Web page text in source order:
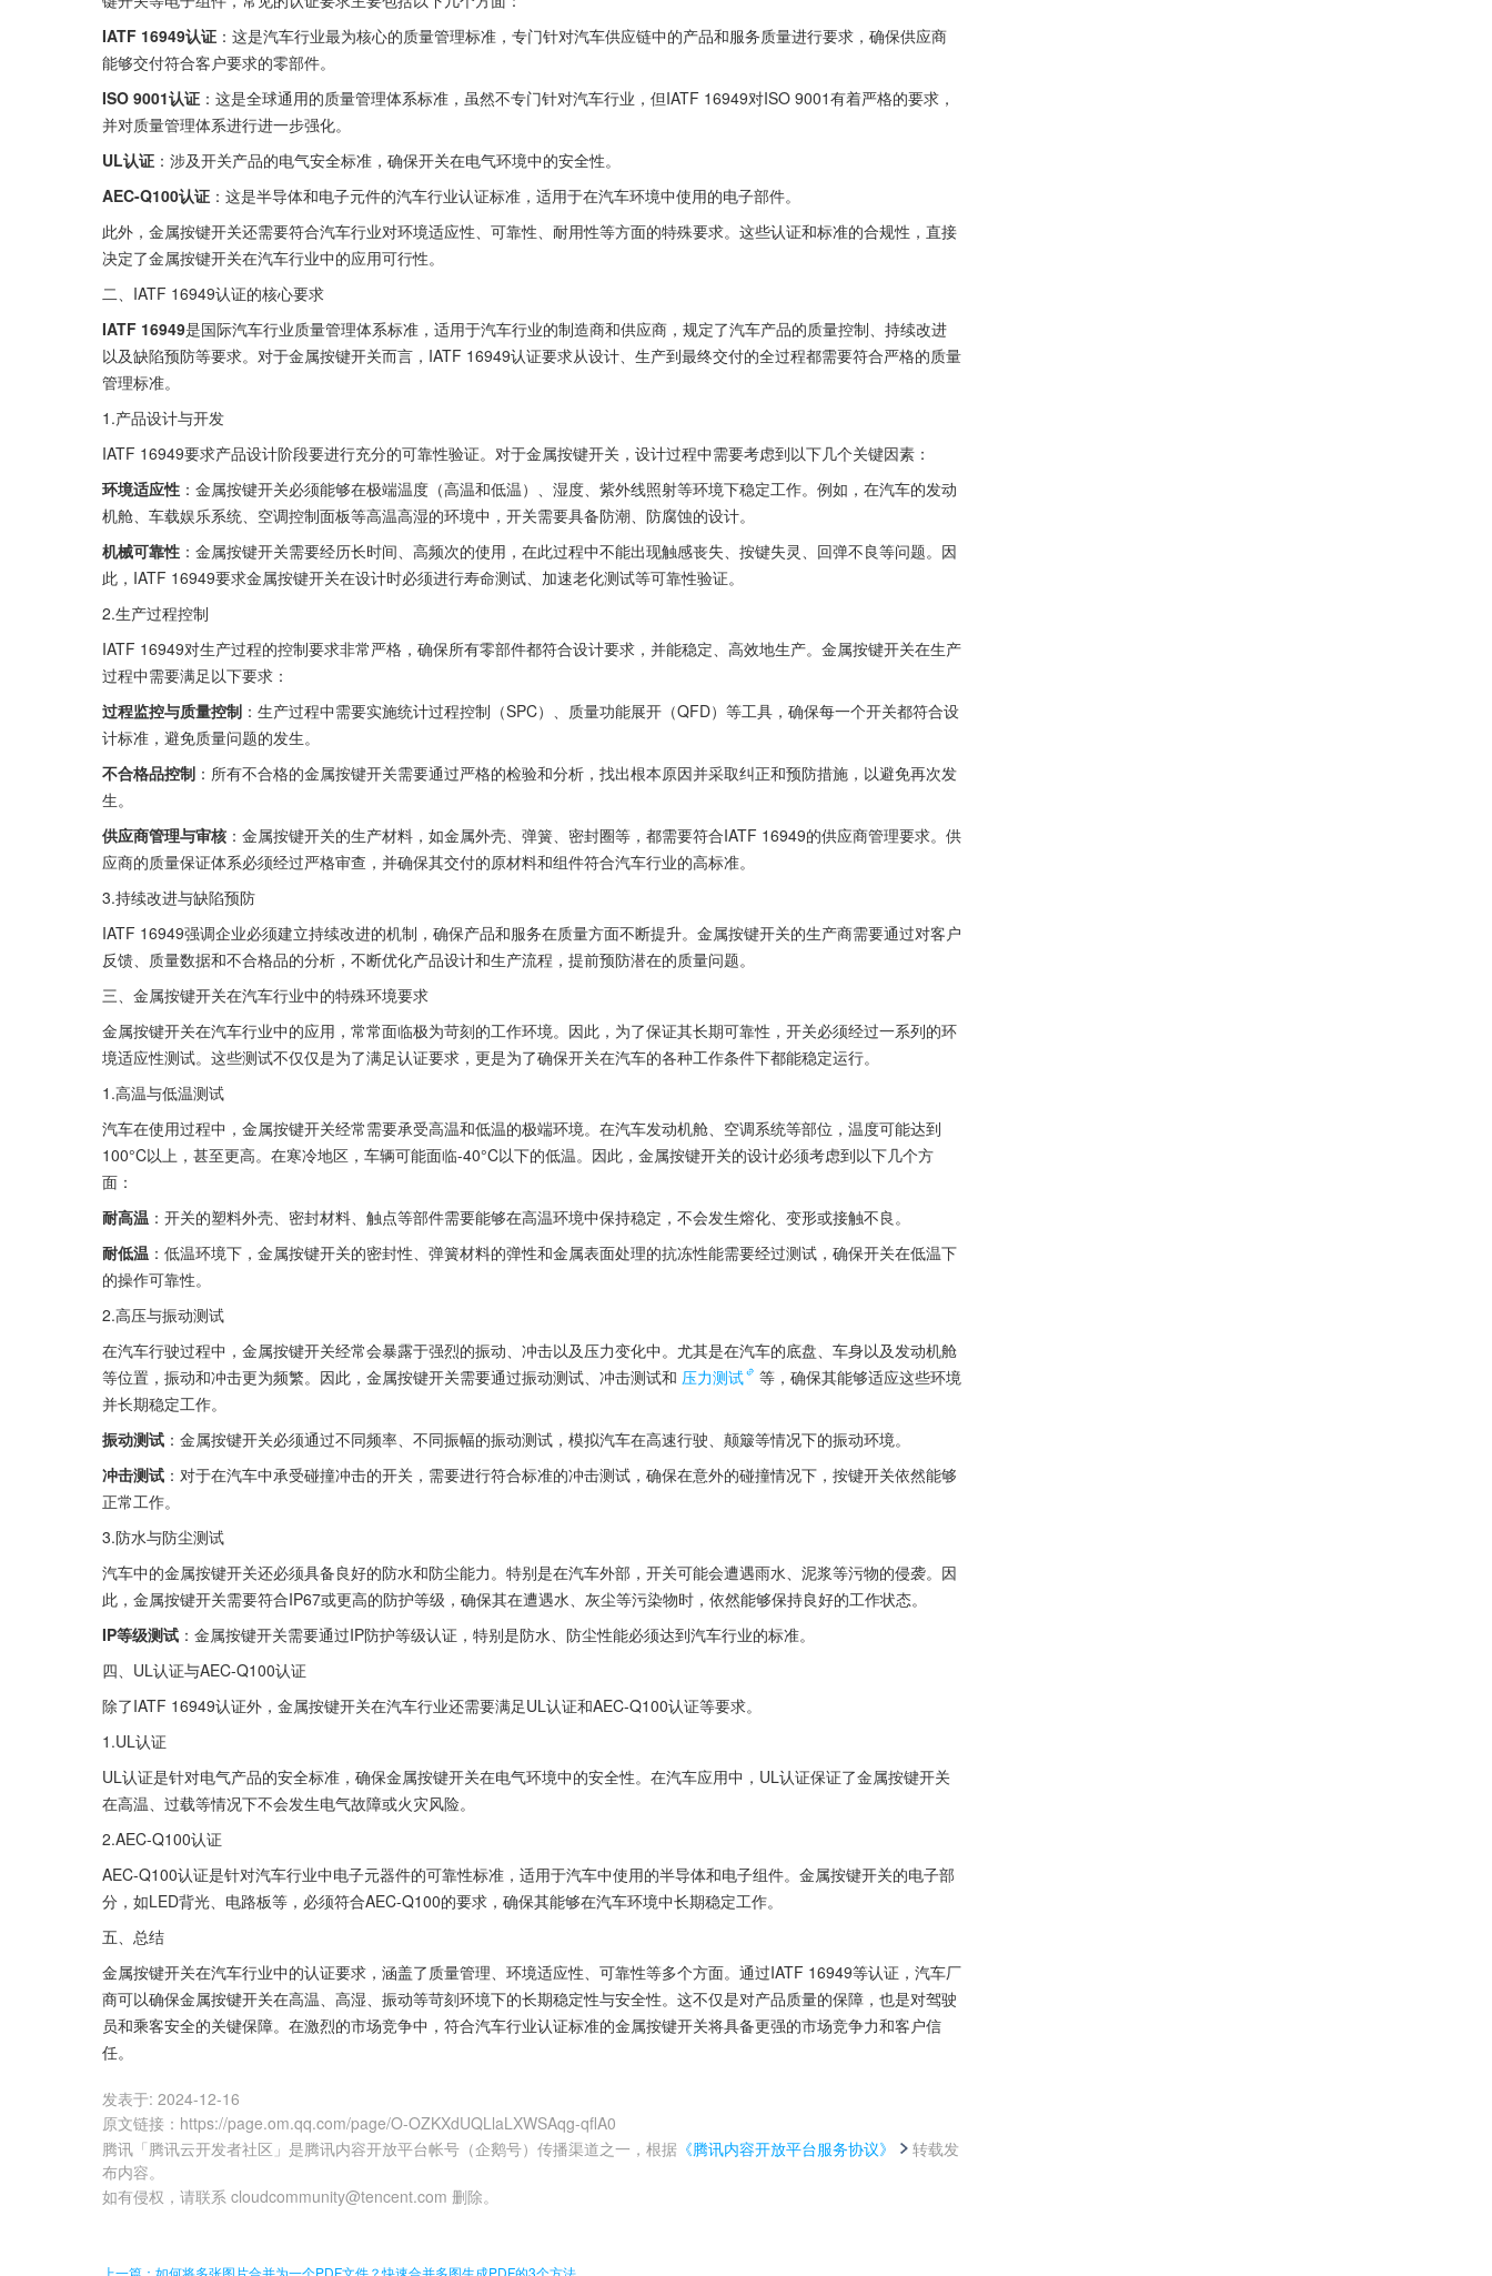
IATF 16949认证 ：这是汽车行业最为核心的质量管理标准，专门针对汽车供应链中的产品和服务质量进行要求，确保供应商
能够交付符合客户要求的零部件。
ISO 9001认证 ：这是全球通用的质量管理体系标准，虽然不专门针对汽车行业，但IATF 16949对ISO 9001有着严格的要求，
并对质量管理体系进行进一步强化。
UL认证 ：涉及开关产品的电气安全标准，确保开关在电气环境中的安全性。
AEC-Q100认证 ：这是半导体和电子元件的汽车行业认证标准，适用于在汽车环境中使用的电子部件。
此外，金属按键开关还需要符合汽车行业对环境适应性、可靠性、耐用性等方面的特殊要求。这些认证和标准的合规性，直接
决定了金属按键开关在汽车行业中的应用可行性。
二、IATF 16949认证的核心要求
IATF 16949是国际汽车行业质量管理体系标准，适用于汽车行业的制造商和供应商，规定了汽车产品的质量控制、持续改进
以及缺陷预防等要求。对于金属按键开关而言，IATF 16949认证要求从设计、生产到最终交付的全过程都需要符合严格的质量
管理标准。
1.产品设计与开发
IATF 16949要求产品设计阶段要进行充分的可靠性验证。对于金属按键开关，设计过程中需要考虑到以下几个关键因素：
环境适应性 ：金属按键开关必须能够在极端温度（高温和低温）、湿度、紫外线照射等环境下稳定工作。例如，在汽车的发动
机舱、车载娱乐系统、空调控制面板等高温高湿的环境中，开关需要具备防潮、防腐蚀的设计。
机械可靠性 ：金属按键开关需要经历长时间、高频次的使用，在此过程中不能出现触感丧失、按键失灵、回弹不良等问题。因
此，IATF 16949要求金属按键开关在设计时必须进行寿命测试、加速老化测试等可靠性验证。
2.生产过程控制
IATF 16949对生产过程的控制要求非常严格，确保所有零部件都符合设计要求，并能稳定、高效地生产。金属按键开关在生产
过程中需要满足以下要求：
过程监控与质量控制 ：生产过程中需要实施统计过程控制（SPC）、质量功能展开（QFD）等工具，确保每一个开关都符合设
计标准，避免质量问题的发生。
不合格品控制 ：所有不合格的金属按键开关需要通过严格的检验和分析，找出根本原因并采取纠正和预防措施，以避免再次发
生。
供应商管理与审核 ：金属按键开关的生产材料，如金属外壳、弹簧、密封圈等，都需要符合IATF 16949的供应商管理要求。供
应商的质量保证体系必须经过严格审查，并确保其交付的原材料和组件符合汽车行业的高标准。
3.持续改进与缺陷预防
IATF 16949强调企业必须建立持续改进的机制，确保产品和服务在质量方面不断提升。金属按键开关的生产商需要通过对客户
反馈、质量数据和不合格品的分析，不断优化产品设计和生产流程，提前预防潜在的质量问题。
三、金属按键开关在汽车行业中的特殊环境要求
金属按键开关在汽车行业中的应用，常常面临极为苛刻的工作环境。因此，为了保证其长期可靠性，开关必须经过一系列的环
境适应性测试。这些测试不仅仅是为了满足认证要求，更是为了确保开关在汽车的各种工作条件下都能稳定运行。
1.高温与低温测试
汽车在使用过程中，金属按键开关经常需要承受高温和低温的极端环境。在汽车发动机舱、空调系统等部位，温度可能达到
100°C以上，甚至更高。在寒冷地区，车辆可能面临-40°C以下的低温。因此，金属按键开关的设计必须考虑到以下几个方
面：
耐高温 ：开关的塑料外壳、密封材料、触点等部件需要能够在高温环境中保持稳定，不会发生熔化、变形或接触不良。
耐低温 ：低温环境下，金属按键开关的密封性、弹簧材料的弹性和金属表面处理的抗冻性能需要经过测试，确保开关在低温下
的操作可靠性。
2.高压与振动测试
在汽车行驶过程中，金属按键开关经常会暴露于强烈的振动、冲击以及压力变化中。尤其是在汽车的底盘、车身以及发动机舱
等位置，振动和冲击更为频繁。因此，金属按键开关需要通过振动测试、冲击测试和 压力测试
等，确保其能够适应这些环境
并长期稳定工作。
振动测试 ：金属按键开关必须通过不同频率、不同振幅的振动测试，模拟汽车在高速行驶、颠簸等情况下的振动环境。
冲击测试 ：对于在汽车中承受碰撞冲击的开关，需要进行符合标准的冲击测试，确保在意外的碰撞情况下，按键开关依然能够
正常工作。
3.防水与防尘测试
汽车中的金属按键开关还必须具备良好的防水和防尘能力。特别是在汽车外部，开关可能会遭遇雨水、泥浆等污物的侵袭。因
此，金属按键开关需要符合IP67或更高的防护等级，确保其在遭遇水、灰尘等污染物时，依然能够保持良好的工作状态。
IP等级测试 ：金属按键开关需要通过IP防护等级认证，特别是防水、防尘性能必须达到汽车行业的标准。
四、UL认证与AEC-Q100认证
除了IATF 16949认证外，金属按键开关在汽车行业还需要满足UL认证和AEC-Q100认证等要求。
1.UL认证
UL认证是针对电气产品的安全标准，确保金属按键开关在电气环境中的安全性。在汽车应用中，UL认证保证了金属按键开关
在高温、过载等情况下不会发生电气故障或火灾风险。
2.AEC-Q100认证
AEC-Q100认证是针对汽车行业中电子元器件的可靠性标准，适用于汽车中使用的半导体和电子组件。金属按键开关的电子部
分，如LED背光、电路板等，必须符合AEC-Q100的要求，确保其能够在汽车环境中长期稳定工作。
五、总结
金属按键开关在汽车行业中的认证要求，涵盖了质量管理、环境适应性、可靠性等多个方面。通过IATF 16949等认证，汽车厂
商可以确保金属按键开关在高温、高湿、振动等苛刻环境下的长期稳定性与安全性。这不仅是对产品质量的保障，也是对驾驶
员和乘客安全的关键保障。在激烈的市场竞争中，符合汽车行业认证标准的金属按键开关将具备更强的市场竞争力和客户信
任。
发表于: 2024-12-16
原文链接 ： https://page.om.qq.com/page/O-OZKXdUQLlaLXWSAqg-qflA0
腾讯「腾讯云开发者社区」是腾讯内容开放平台帐号（企鹅号）传播渠道之一，根据 《腾讯内容开放平台服务协议》
转载发
布内容。
如有侵权，请联系 cloudcommunity@tencent.com 删除。